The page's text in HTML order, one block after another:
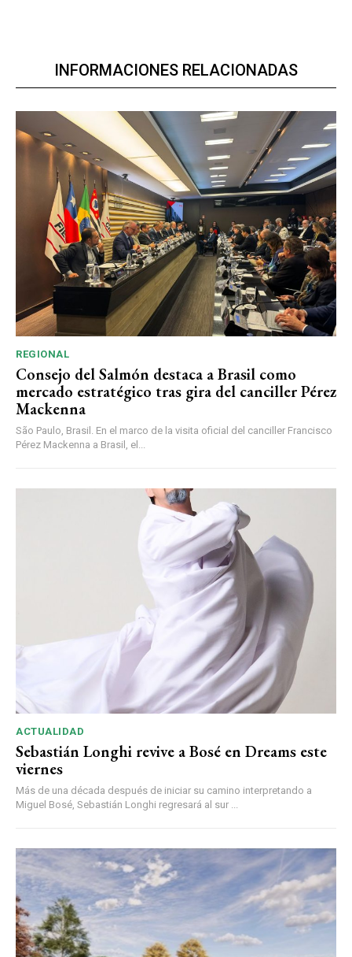
INFORMACIONES RELACIONADAS
REGIONAL
Consejo del Salmón destaca a Brasil como
mercado estratégico tras gira del canciller Pérez
Mackenna
São Paulo, Brasil. En el marco de la visita oficial del canciller Francisco
Pérez Mackenna a Brasil, el...
ACTUALIDAD
Sebastián Longhi revive a Bosé en Dreams este
viernes
Más de una década después de iniciar su camino interpretando a
Miguel Bosé, Sebastián Longhi regresará al sur ...